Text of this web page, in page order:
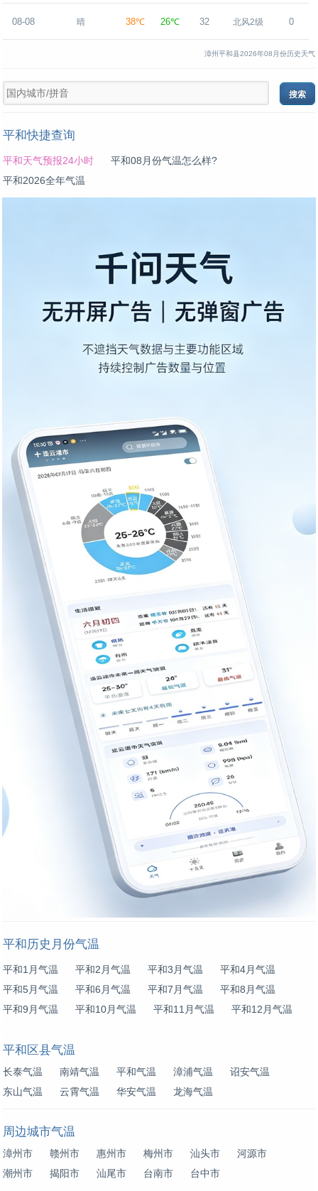
08-08 晴 38℃ 26℃ 32 北风2级 0
漳州平和县2026年08月份历史天气
平和快捷查询
平和天气预报24小时
平和08月份气温怎么样?
平和2026全年气温
平和历史月份气温
平和1月气温 平和2月气温 平和3月气温
平和4月气温
平和5月气温
平和6月气温 平和7月气温
平和8月气温
平和9月气温
平和10月气温 平和11月气温 平和12月气温
平和区县气温
长泰气温 南靖气温 平和气温 漳浦气温
诏安气温
东山气温
云霄气温 华安气温 龙海气温
周边城市气温
漳州市 赣州市 惠州市 梅州市 汕头市
河源市
潮州市
揭阳市 汕尾市 台南市 台中市